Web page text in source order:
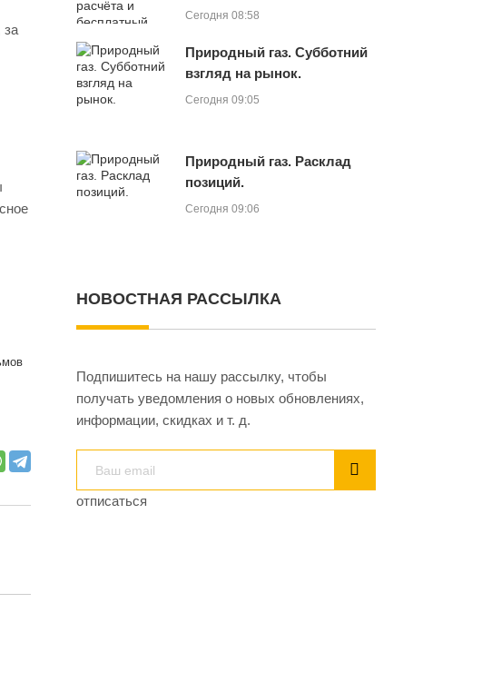
за
Сегодня 08:58
Природный газ. Субботний
взгляд на рынок.
Сегодня 09:05
Природный газ. Расклад
позиций.
Сегодня 09:06
НОВОСТНАЯ РАССЫЛКА
Подпишитесь на нашу рассылку, чтобы
получать уведомления о новых обновлениях,
информации, скидках и т. д.
отписаться